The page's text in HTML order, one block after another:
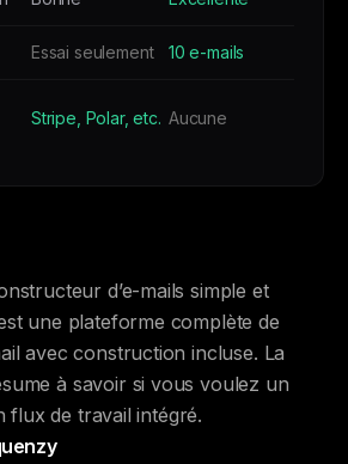
Essai seulement 10 e-mails
Stripe, Polar, etc. Aucune
d’e-mails simple et
une plateforme complète de
avec construction incluse. La
à savoir si vous voulez un
flux de travail intégré.